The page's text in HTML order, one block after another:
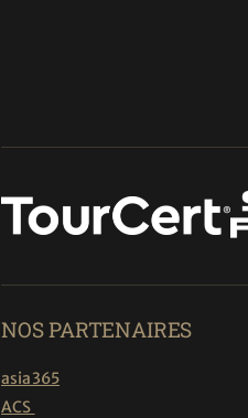
NOS PARTENAIRES
asia365
ACS